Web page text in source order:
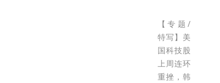
【专题/
特写】美
国科技股
上周连环
重挫，韩